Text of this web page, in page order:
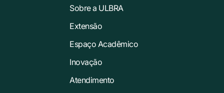
Sobre a ULBRA
Extensão
Espaço Acadêmico
Inovação
Atendimento